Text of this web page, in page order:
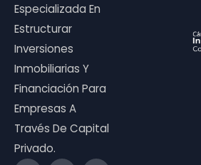
Especializada En
Estructurar
Inversiones
Inmobiliarias Y
Financiación Para
Empresas A
Través De Capital
Privado.